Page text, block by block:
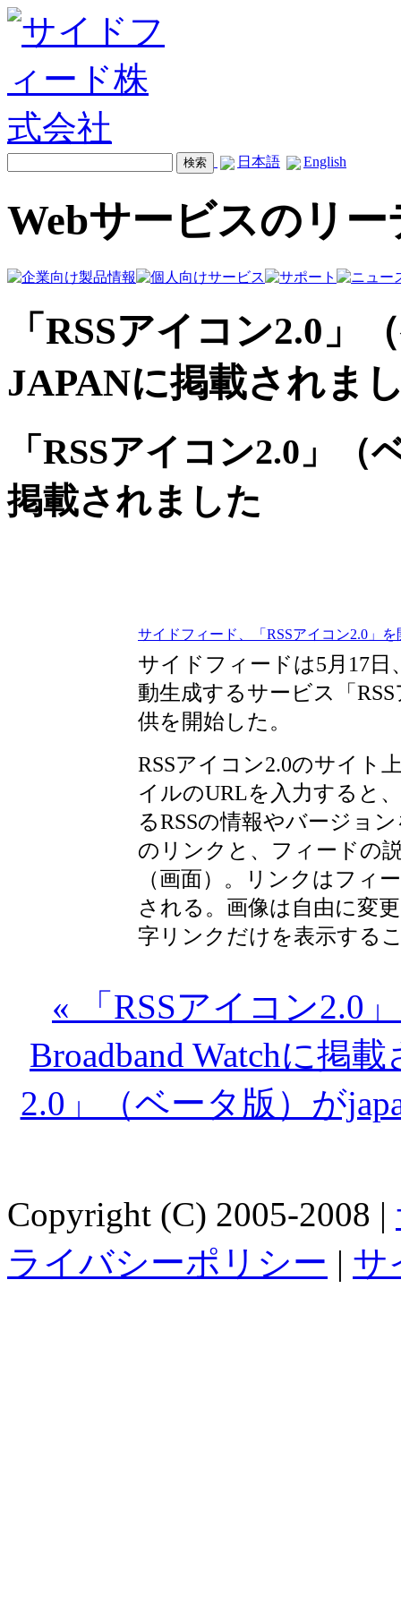
日本語 English
Webサービスのリ
「RSSアイコン2.0」
JAPANに掲載されま
「RSSアイコン2.0」
掲載されました
サイドフィード、「RSSアイコン2.0」
サイドフィードは5月17
動生成するサービス「
供を開始した。
RSSアイコン2.0のサイト
イルのURLを入力すると
るRSSの情報やバージョ
のリンクと、フィードの
（画面）。リンクはフィ
される。画像は自由に変
字リンクだけを表示する
« 「RSSアイコン2.0
Broadband Watchに掲
2.0」（ベータ版）が
Copyright (C) 2005-2008 |
ライバシーポリシー | サ